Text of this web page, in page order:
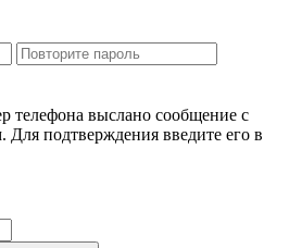
телефона выслано сообщение с
подтверждения введите его в